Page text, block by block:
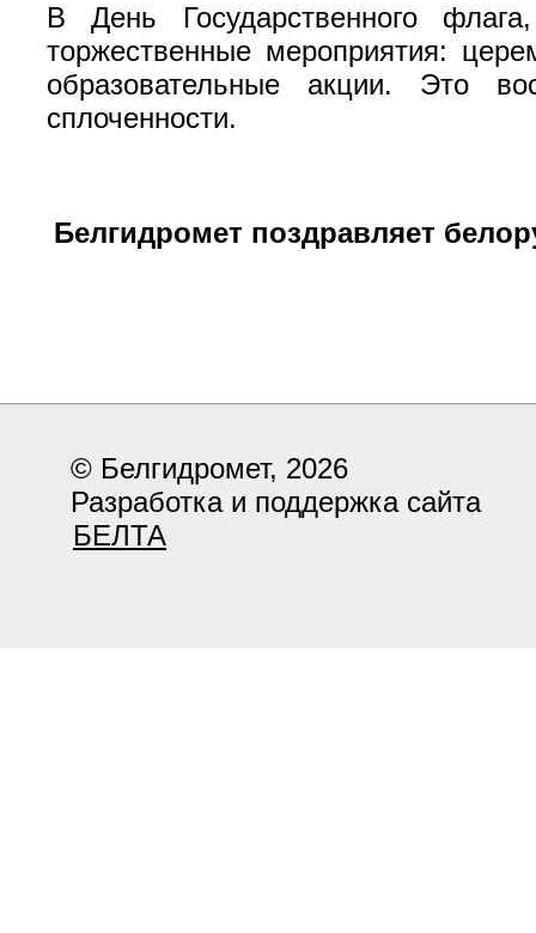
В День Государственного
торжественные мероприятия:
образовательные акции. Это
сплоченности.
Белгидромет поздравляет
© Белгидромет, 2026
Разработка и поддержка сайта
БЕЛТА